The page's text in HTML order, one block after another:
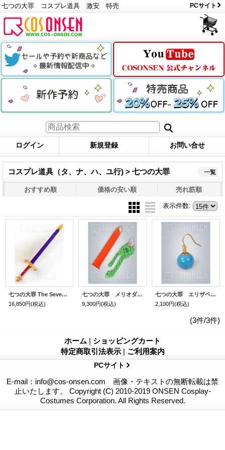
七つの大罪 コスプレ道具 激安 特売 PCサイト
ログイン 新規登録 お問い合せ
コスプレ道具（タ、ナ、ハ、ユ行) > 七つの大罪 一覧
おすすめ順 価格の安い順 売れ筋順
表示件数:
七つの大罪 The Seven Deadly Sins アーサー・ペンドラゴン 剣と鞘 コスブレ道具 121cm
16,850円(税込)
七つの大罪 メリオダス コスプレ道具 刃欠けの剣 武器 70cm
9,300円(税込)
七つの大罪 エリザベス・リオネス 耳飾り
2,100円(税込)
(3件/3件)
ホーム | ショッピングカート
特定商取引法表示 | ご利用案内
PCサイト
E-mail：info@cos-onsen.com 画像・テキストの無断転載は禁
止いたします。 Copyright (C) 2010-2019 ONSEN Cosplay-
Costumes Corporation. All Rights Reserved.